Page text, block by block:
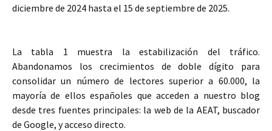
diciembre de 2024 hasta el 15 de septiembre de 2025.
La tabla 1 muestra la estabilización del tráfico.
Abandonamos los crecimientos de doble dígito para
consolidar un número de lectores superior a 60.000, la
mayoría de ellos españoles que acceden a nuestro blog
desde tres fuentes principales: la web de la AEAT, buscador
de Google, y acceso directo.